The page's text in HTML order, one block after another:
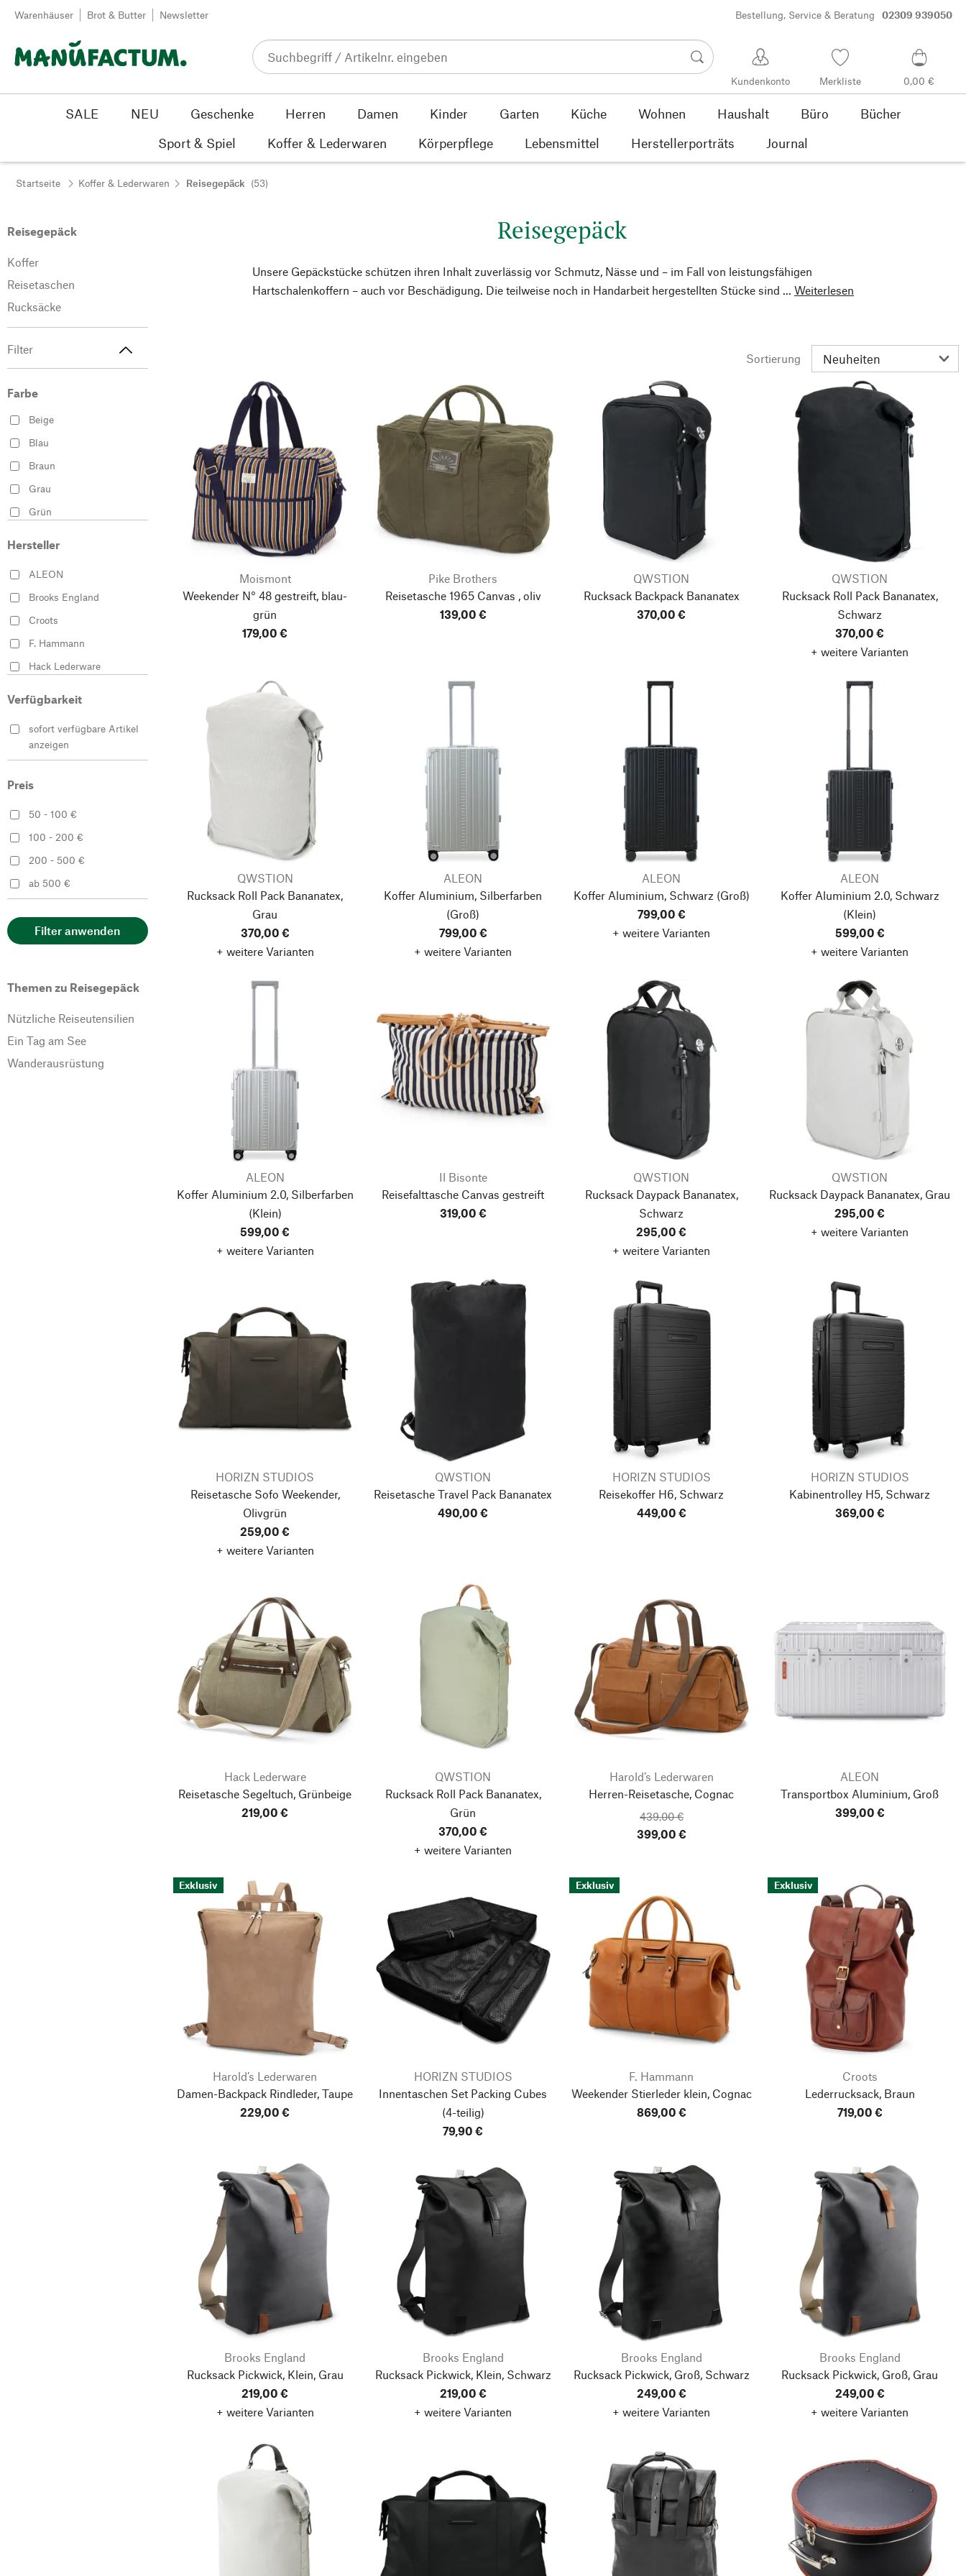
Zum Inhalt springen
Warenhäuser Brot & Butter Newsletter Bestellung, Service & Beratung 02309 939050
Kundenkonto Merkliste 0,00 €
SALE NEU Geschenke Herren Damen Kinder Garten Küche Wohnen Haushalt Büro
Bücher
Sport & Spiel
Koffer & Lederwaren Körperpflege Lebensmittel Herstellerporträts Journal
Startseite Koffer & Lederwaren Reisegepäck (53)
Reisegepäck
Koffer
Reisetaschen
Rucksäcke
Filter
Farbe
Beige
Blau
Braun
Grau
Grün
Silber
Hersteller
ALEON
Brooks England
Croots
F. Hammann
Hack Lederware
Il Bisonte
KAZETO spol
Manufactum
Verfügbarkeit
sofort verfügbare Artikel
anzeigen
Preis
50 - 100 €
100 - 200 €
200 - 500 €
ab 500 €
Filter anwenden
Themen zu Reisegepäck
Nützliche Reiseutensilien
Ein Tag am See
Wanderausrüstung
Reisegepäck
Unsere Gepäckstücke schützen ihren Inhalt zuverlässig vor Schmutz, Nässe und – im Fall von leistungsfähigen
Hartschalenkoffern – auch vor Beschädigung. Die teilweise noch in Handarbeit hergestellten Stücke sind ... Weiterlesen
Sortierung
Moismont
Weekender N° 48 gestreift, blau-
grün
179,00 €
Pike Brothers
Reisetasche 1965 Canvas , oliv
139,00 €
QWSTION
Rucksack Backpack Bananatex
370,00 €
QWSTION
Rucksack Roll Pack Bananatex,
Schwarz
370,00 €
+ weitere Varianten
QWSTION
Rucksack Roll Pack Bananatex,
Grau
370,00 €
+ weitere Varianten
ALEON
Koffer Aluminium, Silberfarben
(Groß)
799,00 €
+ weitere Varianten
ALEON
Koffer Aluminium, Schwarz (Groß)
799,00 €
+ weitere Varianten
ALEON
Koffer Aluminium 2.0, Schwarz
(Klein)
599,00 €
+ weitere Varianten
ALEON
Koffer Aluminium 2.0, Silberfarben
(Klein)
599,00 €
+ weitere Varianten
Il Bisonte
Reisefalttasche Canvas gestreift
319,00 €
QWSTION
Rucksack Daypack Bananatex,
Schwarz
295,00 €
+ weitere Varianten
QWSTION
Rucksack Daypack Bananatex, Grau
295,00 €
+ weitere Varianten
HORIZN STUDIOS
Reisetasche Sofo Weekender,
Olivgrün
259,00 €
+ weitere Varianten
QWSTION
Reisetasche Travel Pack Bananatex
490,00 €
HORIZN STUDIOS
Reisekoffer H6, Schwarz
449,00 €
HORIZN STUDIOS
Kabinentrolley H5, Schwarz
369,00 €
Hack Lederware
Reisetasche Segeltuch, Grünbeige
219,00 €
QWSTION
Rucksack Roll Pack Bananatex,
Grün
370,00 €
+ weitere Varianten
Harold’s Lederwaren
Herren-Reisetasche, Cognac
439,00 €
399,00 €
ALEON
Transportbox Aluminium, Groß
399,00 €
Exklusiv
Harold’s Lederwaren
Damen-Backpack Rindleder, Taupe
229,00 €
HORIZN STUDIOS
Innentaschen Set Packing Cubes
(4-teilig)
79,90 €
Exklusiv
F. Hammann
Weekender Stierleder klein, Cognac
869,00 €
Exklusiv
Croots
Lederrucksack, Braun
719,00 €
Brooks England
Rucksack Pickwick, Klein, Grau
219,00 €
+ weitere Varianten
Brooks England
Rucksack Pickwick, Klein, Schwarz
219,00 €
+ weitere Varianten
Brooks England
Rucksack Pickwick, Groß, Schwarz
249,00 €
+ weitere Varianten
Brooks England
Rucksack Pickwick, Groß, Grau
249,00 €
+ weitere Varianten